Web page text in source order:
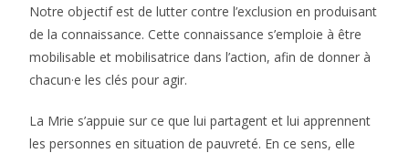
Notre objectif est de lutter contre l’exclusion en produisant
de la connaissance. Cette connaissance s’emploie à être
mobilisable et mobilisatrice dans l’action, afin de donner à
chacun·e les clés pour agir.
La Mrie s’appuie sur ce que lui partagent et lui apprennent
les personnes en situation de pauvreté. En ce sens, elle